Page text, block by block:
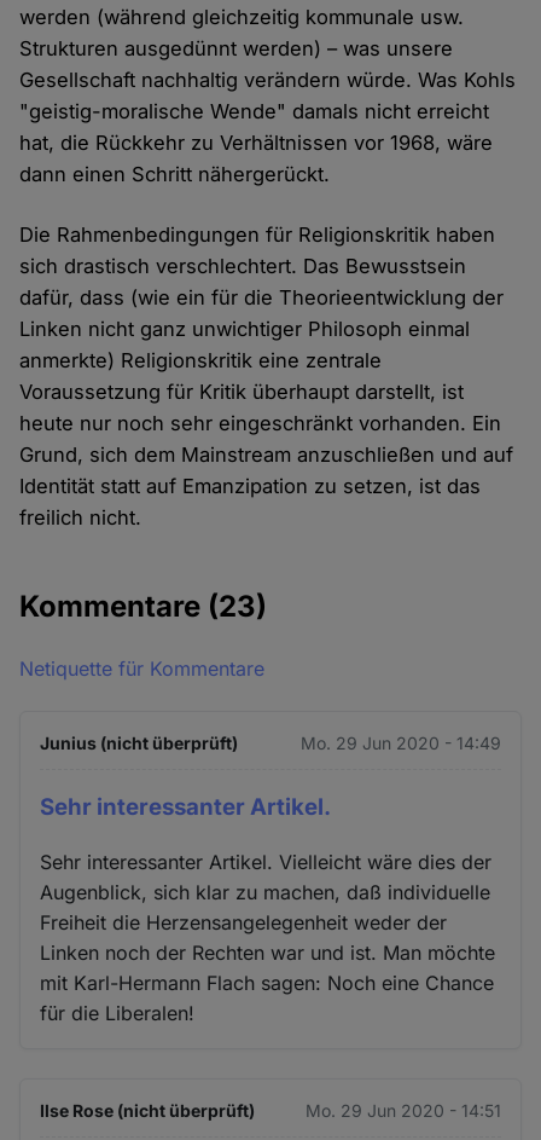
werden (während gleichzeitig kommunale usw.
Strukturen ausgedünnt werden) – was unsere
Gesellschaft nachhaltig verändern würde. Was Kohls
"geistig-moralische Wende" damals nicht erreicht
hat, die Rückkehr zu Verhältnissen vor 1968, wäre
dann einen Schritt nähergerückt.
Die Rahmenbedingungen für Religionskritik haben
sich drastisch verschlechtert. Das Bewusstsein
dafür, dass (wie ein für die Theorieentwicklung der
Linken nicht ganz unwichtiger Philosoph einmal
anmerkte) Religionskritik eine zentrale
Voraussetzung für Kritik überhaupt darstellt, ist
heute nur noch sehr eingeschränkt vorhanden. Ein
Grund, sich dem Mainstream anzuschließen und auf
Identität statt auf Emanzipation zu setzen, ist das
freilich nicht.
Kommentare (23)
Netiquette für Kommentare
Junius (nicht überprüft) Mo. 29 Jun 2020 - 14:49
Sehr interessanter Artikel.
Sehr interessanter Artikel. Vielleicht wäre dies der
Augenblick, sich klar zu machen, daß individuelle
Freiheit die Herzensangelegenheit weder der
Linken noch der Rechten war und ist. Man möchte
mit Karl-Hermann Flach sagen: Noch eine Chance
für die Liberalen!
Ilse Rose (nicht überprüft) Mo. 29 Jun 2020 - 14:51